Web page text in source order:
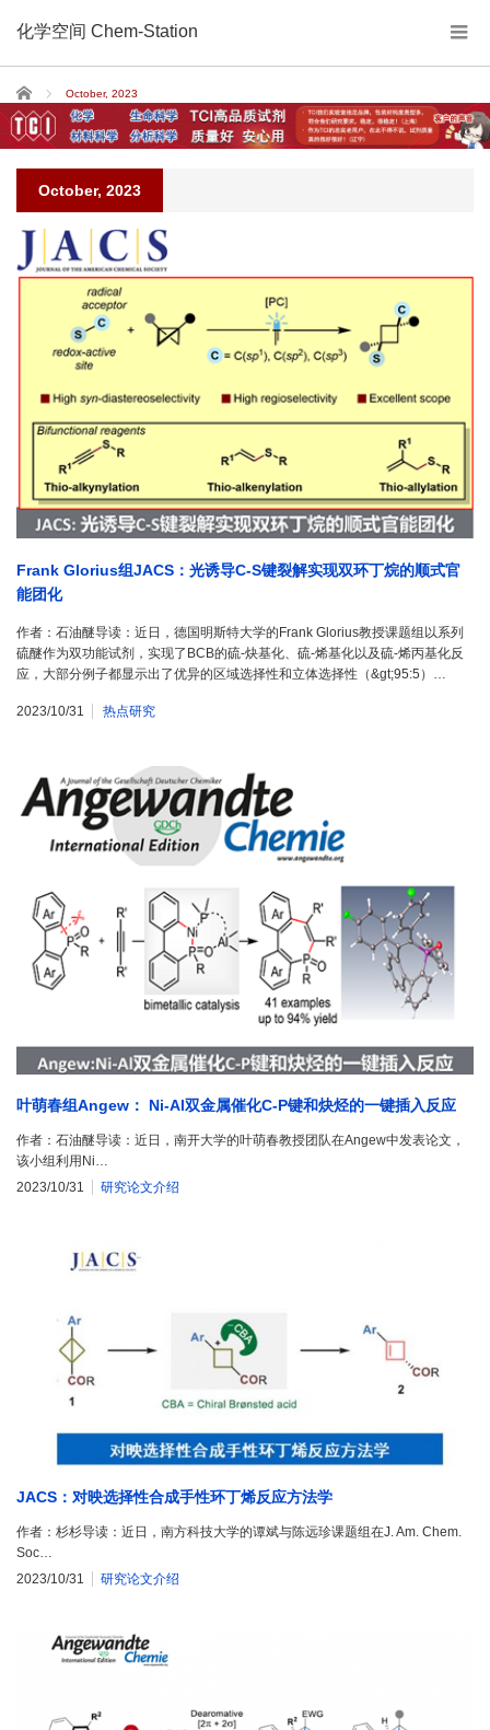
化学空间 Chem-Station
Home October, 2023
October, 2023
Frank Glorius组JACS：光诱导C-S键裂解实现双环丁烷的顺式官
能团化
作者：石油醚导读：近日，德国明斯特大学的Frank Glorius教授课题组以系列
硫醚作为双功能试剂，实现了BCB的硫-炔基化、硫-烯基化以及硫-烯丙基化反
应，大部分例子都显示出了优异的区域选择性和立体选择性（&gt;95:5）…
2023/10/31 热点研究
叶萌春组Angew： Ni-Al双金属催化C-P键和炔烃的一键插入反应
作者：石油醚导读：近日，南开大学的叶萌春教授团队在Angew中发表论文，
该小组利用Ni…
2023/10/31
研究论文介绍
JACS：对映选择性合成手性环丁烯反应方法学
作者：杉杉导读：近日，南方科技大学的谭斌与陈远珍课题组在J. Am. Chem.
Soc…
2023/10/31
研究论文介绍